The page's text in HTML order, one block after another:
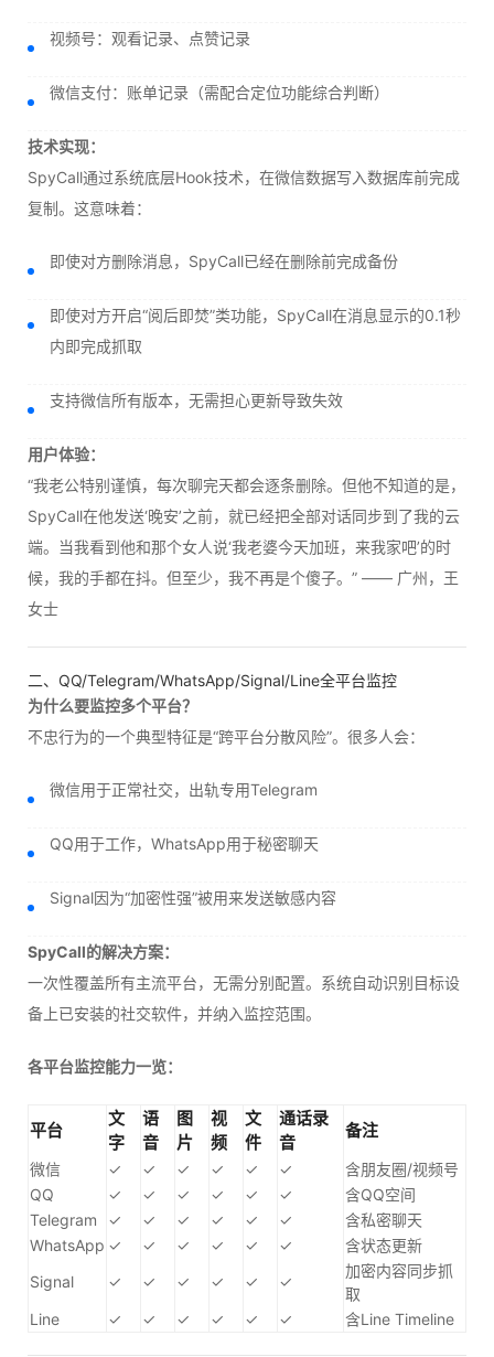
视频号：观看记录、点赞记录
微信支付：账单记录（需配合定位功能综合判断）
技术实现：
SpyCall通过系统底层Hook技术，在微信数据写入数据库前完成
复制。这意味着：
即使对方删除消息，SpyCall已经在删除前完成备份
即使对方开启“阅后即焚”类功能，SpyCall在消息显示的0.1秒
内即完成抓取
支持微信所有版本，无需担心更新导致失效
用户体验：
“我老公特别谨慎，每次聊完天都会逐条删除。但他不知道的是，
SpyCall在他发送‘晚安’之前，就已经把全部对话同步到了我的云
端。当我看到他和那个女人说‘我老婆今天加班，来我家吧’的时
候，我的手都在抖。但至少，我不再是个傻子。” —— 广州，王
女士
二、QQ/Telegram/WhatsApp/Signal/Line全平台监控
为什么要监控多个平台？
不忠行为的一个典型特征是“跨平台分散风险”。很多人会：
微信用于正常社交，出轨专用Telegram
QQ用于工作，WhatsApp用于秘密聊天
Signal因为“加密性强”被用来发送敏感内容
SpyCall的解决方案：
一次性覆盖所有主流平台，无需分别配置。系统自动识别目标设
备上已安装的社交软件，并纳入监控范围。
各平台监控能力一览：
平台
文
字
语
音
图
片
视
频
文
件
通话录
音
备注
微信 ✓ ✓ ✓ ✓ ✓ ✓
含朋友圈/视频号
QQ
✓ ✓ ✓ ✓ ✓ ✓
含QQ空间
Telegram
✓ ✓ ✓ ✓ ✓ ✓
含私密聊天
WhatsApp ✓ ✓ ✓ ✓ ✓ ✓
含状态更新
Signal
✓ ✓ ✓ ✓ ✓ ✓
加密内容同步抓
取
Line
✓ ✓ ✓ ✓ ✓ ✓ 含Line Timeline